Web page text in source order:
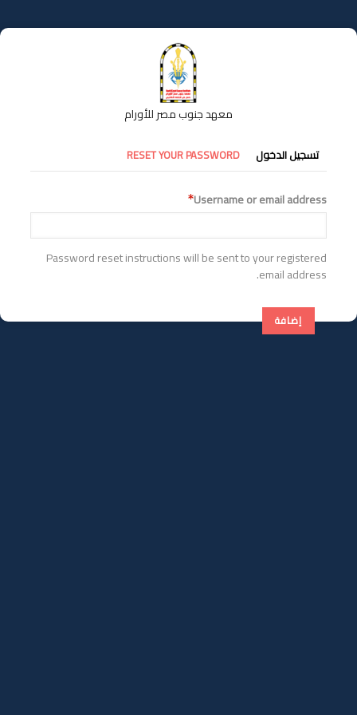
إلى
المحتوى
معهد جنوب مصر للأورام
التبويبات
الأساسية
تسجيل الدخول RESET YOUR PASSWORD
Username or email address
Password reset instructions will be sent to your registered
email address.